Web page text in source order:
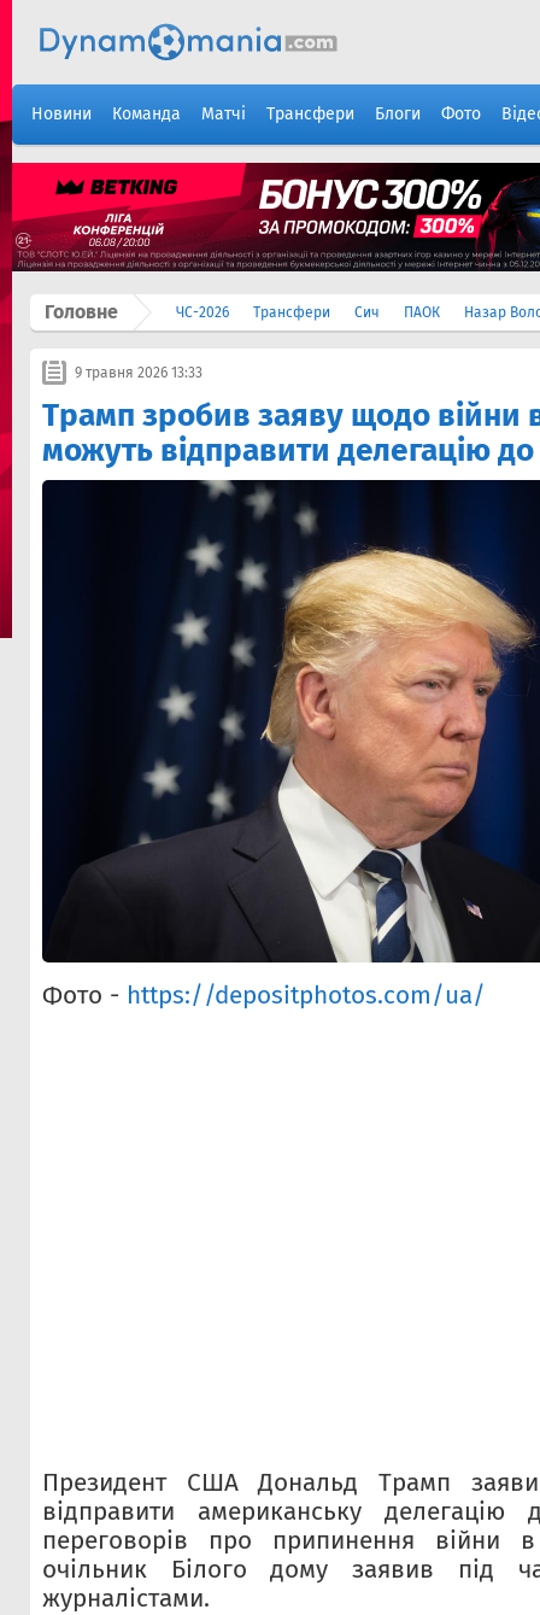
Новини Команда Матчі Трансфери Блоги Фото
Головне ЧС-2026 Трансфери Сич ПАОК Назар
9 травня 2026 13:33
Трамп зробив заяву щодо війни
можуть відправити делегацію
Фото - https://depositphotos.com/ua/
Президент США Дональд Трамп
відправити американську
переговорів про припинення війни
очільник Білого дому заявив під
журналістами.